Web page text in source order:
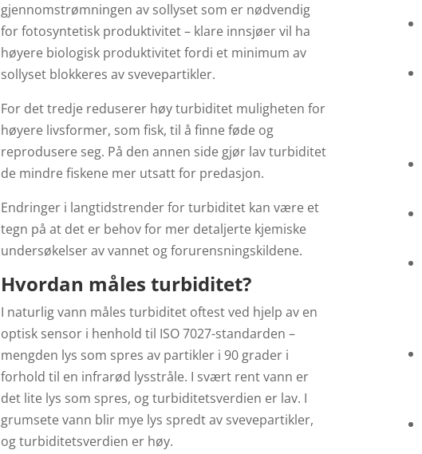
gjennomstrømningen av sollyset som er nødvendig
for fotosyntetisk produktivitet – klare innsjøer vil ha
høyere biologisk produktivitet fordi et minimum av
sollyset blokkeres av svevepartikler.
For det tredje reduserer høy turbiditet muligheten for
høyere livsformer, som fisk, til å finne føde og
reprodusere seg. På den annen side gjør lav turbiditet
de mindre fiskene mer utsatt for predasjon.
Endringer i langtidstrender for turbiditet kan være et
tegn på at det er behov for mer detaljerte kjemiske
undersøkelser av vannet og forurensningskildene.
Hvordan måles turbiditet?
I naturlig vann måles turbiditet oftest ved hjelp av en
optisk sensor i henhold til ISO 7027-standarden –
mengden lys som spres av partikler i 90 grader i
forhold til en infrarød lysstråle. I svært rent vann er
det lite lys som spres, og turbiditetsverdien er lav. I
grumsete vann blir mye lys spredt av svevepartikler,
og turbiditetsverdien er høy.